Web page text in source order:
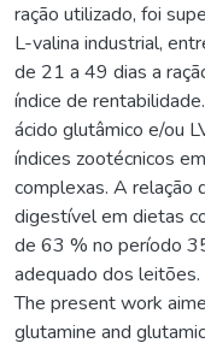
ração utilizado, foi
L-valina industrial,
de 21 a 49 dias a
índice de
ácido glutâmico e/ou
índices zootécnicos
complexas. A relação
digestível em dietas
de 63 % no período
adequado dos leitões.
The present work
glutamine and